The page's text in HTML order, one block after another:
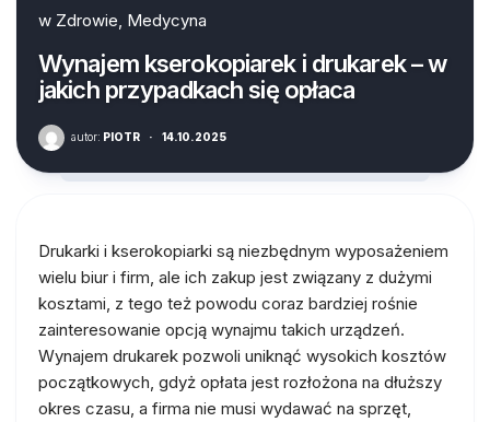
w Zdrowie, Medycyna
Wynajem kserokopiarek i drukarek – w
jakich przypadkach się opłaca
autor: PIOTR · 14.10.2025
Drukarki i kserokopiarki są niezbędnym wyposażeniem
wielu biur i firm, ale ich zakup jest związany z dużymi
kosztami, z tego też powodu coraz bardziej rośnie
zainteresowanie opcją wynajmu takich urządzeń.
Wynajem drukarek pozwoli uniknąć wysokich kosztów
początkowych, gdyż opłata jest rozłożona na dłuższy
okres czasu, a firma nie musi wydawać na sprzęt,